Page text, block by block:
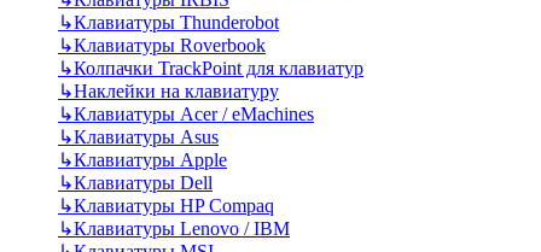
↳Клавиатуры Thunderobot
↳Клавиатуры Roverbook
↳Колпачки TrackPoint для клавиатур
↳Наклейки на клавиатуру
↳Клавиатуры Acer / eMachines
↳Клавиатуры Asus
↳Клавиатуры Apple
↳Клавиатуры Dell
↳Клавиатуры HP Compaq
↳Клавиатуры Lenovo / IBM